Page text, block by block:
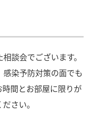
談会でございます。
染予防対策の面でも
間とお部屋に限りが
さい。